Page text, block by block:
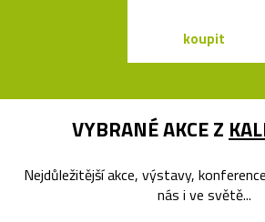
koupit
VYBRANÉ AKCE Z
Nejdůležitější akce, výstavy,
nás i ve světě...